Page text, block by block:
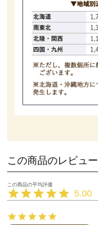
この商品のレビュー
5.00